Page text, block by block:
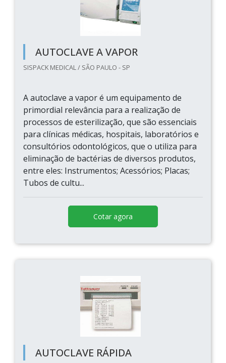
AUTOCLAVE A VAPOR
SISPACK MEDICAL / SÃO PAULO - SP
A autoclave a vapor é um equipamento de
primordial relevância para a realização de
processos de esterilização, que são essenciais
para clínicas médicas, hospitais, laboratórios e
consultórios odontológicos, que o utiliza para
eliminação de bactérias de diversos produtos,
entre eles: Instrumentos; Acessórios; Placas;
Tubos de cultu...
Cotar agora
AUTOCLAVE RÁPIDA